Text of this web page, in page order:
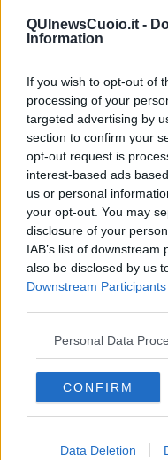
QUInewsCuoio.it -
Information
If you wish to opt-out of
processing of your
targeted advertising by
section to confirm your
opt-out request is
interest-based ads
us or personal
your opt-out. You may
disclosure of your
IAB’s list of
also be disclosed by us
Downstream Participants
Personal Data
CONFIRM
Data Deletion
Memòrias
Sto qui
Bestiario
Pillole
Veglia
​“D” come delitto
Belle lettere
25 Aprile
Todo el bien, todo el mal
Silenzio
Le parole
​L’Australiana
Le stelle del jazz
Vita & morte
Auguri
Passanti
Continuando, la nonna e
Metaverso smart
Fiamme
Anzi